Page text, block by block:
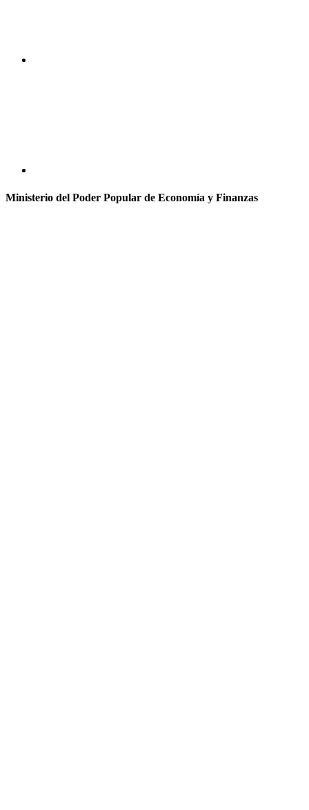
Ministerio del Poder Popular de Economía y Finanzas